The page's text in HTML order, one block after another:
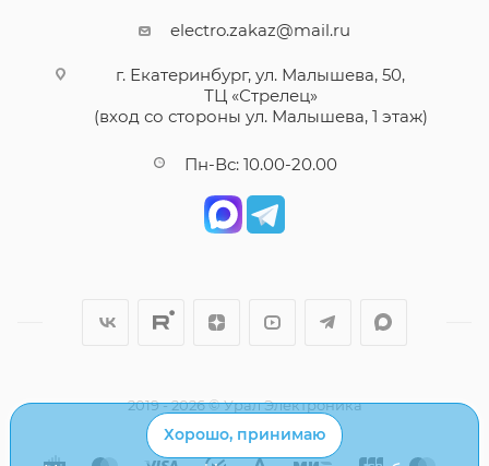
electro.zakaz@mail.ru
г. Екатеринбург, ул. Малышева, 50,
ТЦ «Стрелец»
(вход со стороны ул. Малышева, 1 этаж)
Пн-Вс: 10.00-20.00
2019 - 2026 © Урал Электроника
Хорошо, принимаю